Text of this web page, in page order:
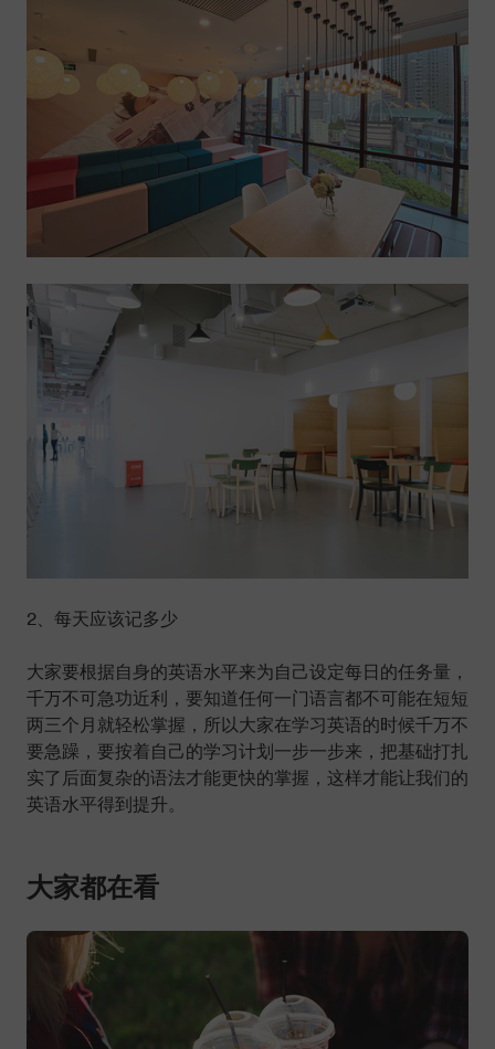
2、每天应该记多少
大家要根据自身的英语水平来为自己设定每日的任务量，
千万不可急功近利，要知道任何一门语言都不可能在短短
两三个月就轻松掌握，所以大家在学习英语的时候千万不
要急躁，要按着自己的学习计划一步一步来，把基础打扎
实了后面复杂的语法才能更快的掌握，这样才能让我们的
英语水平得到提升。
大家都在看